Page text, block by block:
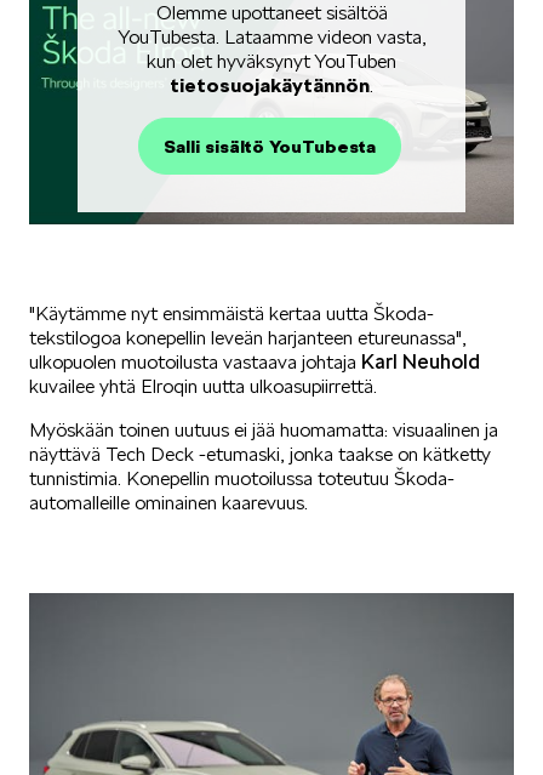
KOEAJOSSA
KUVASSA
ŠKODA PALVELEE
Olemme upottaneet sisältöä
YouTubesta. Lataamme videon vasta,
kun olet hyväksynyt YouTuben
tietosuojakäytännön.
Salli sisältö YouTubesta
"Käytämme nyt ensimmäistä kertaa uutta Škoda-
tekstilogoa konepellin leveän harjanteen etureunassa",
ulkopuolen muotoilusta vastaava johtaja Karl Neuhold
kuvailee yhtä Elroqin uutta ulkoasupiirrettä.
Myöskään toinen uutuus ei jää huomamatta: visuaalinen ja
näyttävä Tech Deck -etumaski, jonka taakse on kätketty
tunnistimia. Konepellin muotoilussa toteutuu Škoda-
automalleille ominainen kaarevuus.